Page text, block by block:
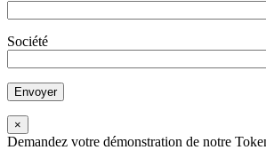
Société
×
Demandez votre démonstration de notre